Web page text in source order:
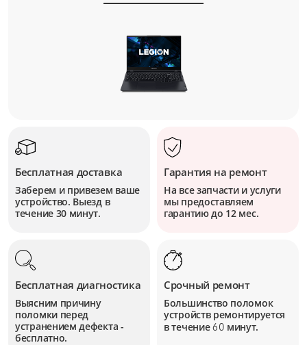
Бесплатная доставка
Заберем и привезем ваше
устройство. Выезд в
течение 30 минут.
Гарантия на ремонт
На все запчасти и услуги
мы предоставляем
гарантию до 12 мес.
Бесплатная диагностика
Выясним причину
поломки перед
устранением дефекта -
бесплатно.
Срочный ремонт
Большинство поломок
устройств ремонтируется
в течение60 минут.